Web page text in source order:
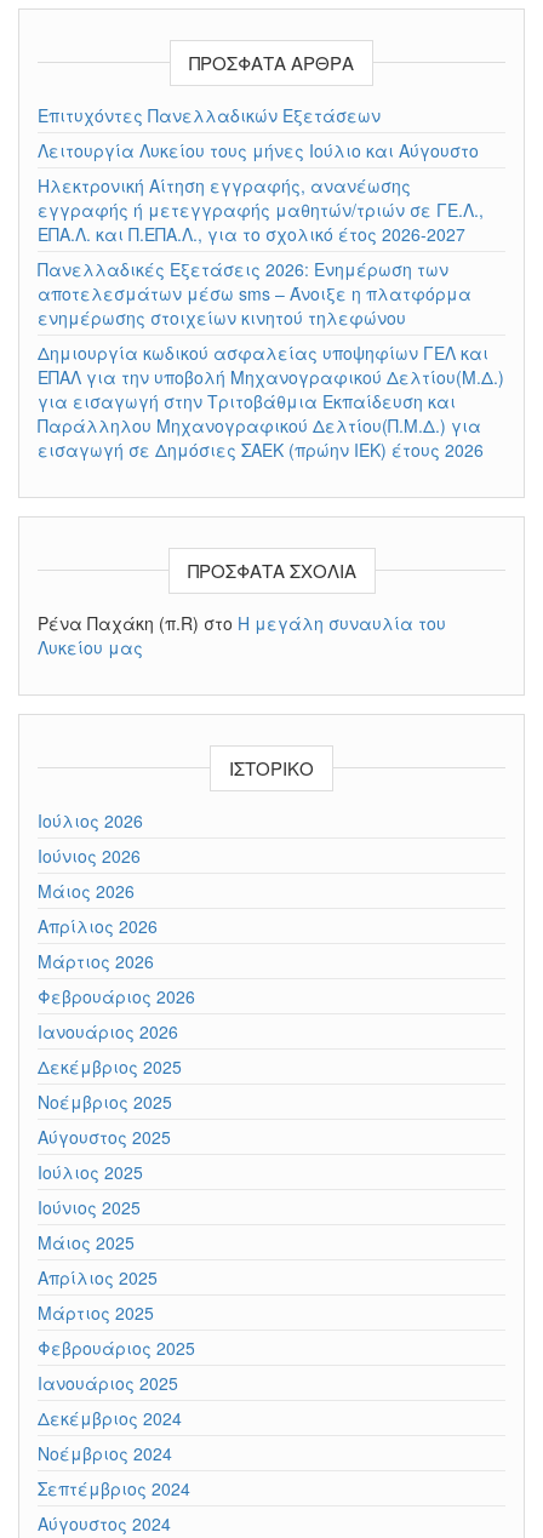
ΠΡΌΣΦΑΤΑ ΆΡΘΡΑ
Επιτυχόντες Πανελλαδικών Εξετάσεων
Λειτουργία Λυκείου τους μήνες Ιούλιο και Αύγουστο
Ηλεκτρονική Αίτηση εγγραφής, ανανέωσης
εγγραφής ή μετεγγραφής μαθητών/τριών σε ΓΕ.Λ.,
ΕΠΑ.Λ. και Π.ΕΠΑ.Λ., για το σχολικό έτος 2026-2027
Πανελλαδικές Εξετάσεις 2026: Ενημέρωση των
αποτελεσμάτων μέσω sms – Άνοιξε η πλατφόρμα
ενημέρωσης στοιχείων κινητού τηλεφώνου
Δημιουργία κωδικού ασφαλείας υποψηφίων ΓΕΛ και
ΕΠΑΛ για την υποβολή Μηχανογραφικού Δελτίου(Μ.Δ.)
για εισαγωγή στην Τριτοβάθμια Εκπαίδευση και
Παράλληλου Μηχανογραφικού Δελτίου(Π.Μ.Δ.) για
εισαγωγή σε Δημόσιες ΣΑΕΚ (πρώην ΙΕΚ) έτους 2026
ΠΡΌΣΦΑΤΑ ΣΧΌΛΙΑ
Ρένα Παχάκη (π.R) στο Η μεγάλη συναυλία του
Λυκείου μας
ΙΣΤΟΡΙΚΌ
Ιούλιος 2026
Ιούνιος 2026
Μάιος 2026
Απρίλιος 2026
Μάρτιος 2026
Φεβρουάριος 2026
Ιανουάριος 2026
Δεκέμβριος 2025
Νοέμβριος 2025
Αύγουστος 2025
Ιούλιος 2025
Ιούνιος 2025
Μάιος 2025
Απρίλιος 2025
Μάρτιος 2025
Φεβρουάριος 2025
Ιανουάριος 2025
Δεκέμβριος 2024
Νοέμβριος 2024
Σεπτέμβριος 2024
Αύγουστος 2024